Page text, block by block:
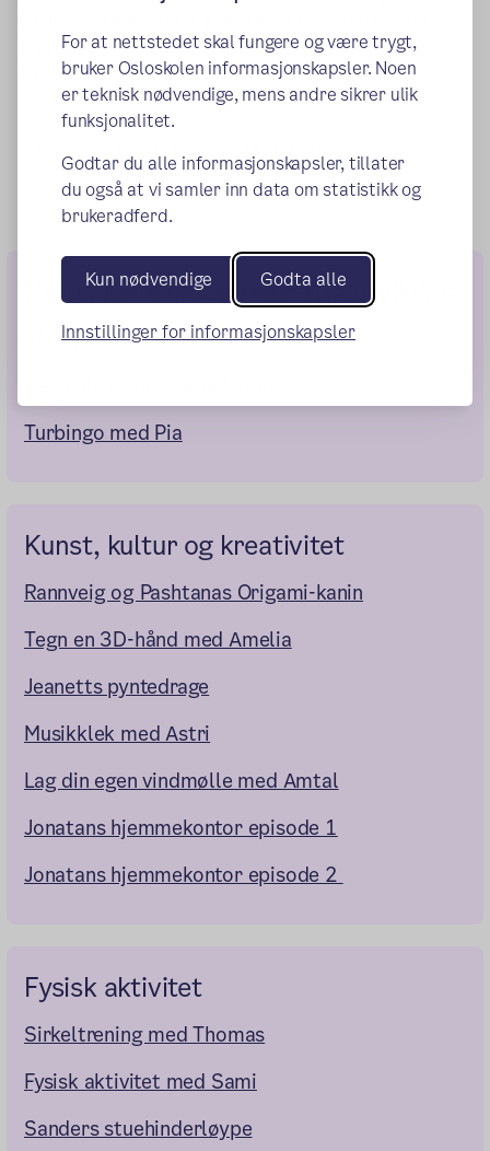
For at nettstedet skal fungere og være trygt,
bruker Osloskolen informasjonskapsler. Noen
er teknisk nødvendige, mens andre sikrer ulik
funksjonalitet.
Godtar du alle informasjonskapsler, tillater
du også at vi samler inn data om statistikk og
brukeradferd.
Kun nødvendige Godta alle
Innstillinger for informasjonskapsler
prøver aktivitetene som vi kan legge ut her eller på
instagram.
Publisert: 03.04.2020 Endret: 28.04.2020
Natur, miljø og bærekraftig utvikling
Vårtegn med Tara
Turbingo med Pia
Kunst, kultur og kreativitet
Rannveig og Pashtanas Origami-kanin
Tegn en 3D-hånd med Amelia
Jeanetts pyntedrage
Musikklek med Astri
Lag din egen vindmølle med Amtal
Jonatans hjemmekontor episode 1
Jonatans hjemmekontor episode 2
Fysisk aktivitet
Sirkeltrening med Thomas
Fysisk aktivitet med Sami
Sanders stuehinderløype